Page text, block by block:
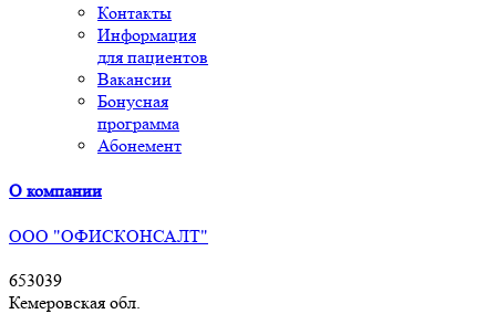
Контакты
Информация
для пациентов
Вакансии
Бонусная
программа
Абонемент
О компании
ООО "ОФИСКОНСАЛТ"
653039
Кемеровская обл.